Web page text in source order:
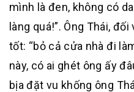
mình là đen, không có
làng quá!”. Ông Thái,
tốt: “bỏ cả cửa nhà đi
này, có ai ghét ông ấy
bịa đặt vu khống ông